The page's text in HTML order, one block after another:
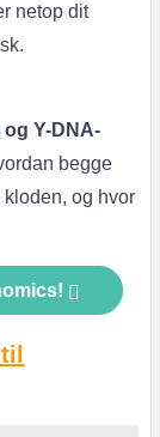
netop dit
Y-DNA-
begge
og hvor